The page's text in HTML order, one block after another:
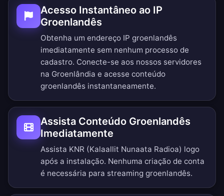
Acesso Instantâneo ao IP
Groenlandês
Obtenha um endereço IP groenlandês
imediatamente sem nenhum processo de
cadastro. Conecte-se aos nossos servidores
na Groenlândia e acesse conteúdo
groenlandês instantaneamente.
Assista Conteúdo Groenlandês
Imediatamente
Assista KNR (Kalaallit Nunaata Radioa) logo
após a instalação. Nenhuma criação de conta
é necessária para streaming groenlandês.